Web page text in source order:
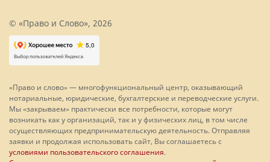
© «Право и Слово», 2026
«Право и слово» — многофункциональный центр, оказывающий
нотариальные, юридические, бухгалтерские и переводческие услуги.
Мы «закрываем» практически все потребности, которые могут
возникать как у организаций, так и у физических лиц, в том числе
осуществляющих предпринимательскую деятельность. Отправляя
заявки и продолжая использовать сайт, Вы соглашаетесь с
условиями пользовательского соглашения.